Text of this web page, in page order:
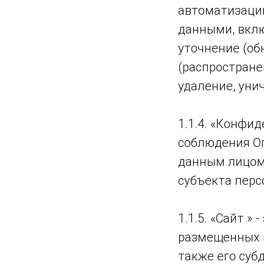
данными,
уточнение
удаление,
1.1.4.
соблюдения
данным лицом
субъекта
1.1.5. «Сайт »
размещенных
также его